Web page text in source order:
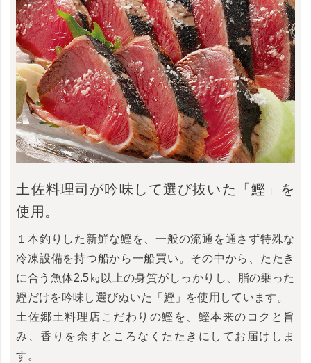
土佐料理司が吟味して選び抜いた「鰹」を
使用。
１本釣りした新鮮な鰹を、一般の流通を通さず特殊な
冷凍設備を持つ船から一船買い。その中から、たたき
に合う魚体2.5㎏以上の身質がしっかりし、脂の乗った
鰹だけを吟味し選びぬいた「鰹」を使用しています。
土佐郷土料理店こだわりの鰹を、鰹本来のコクと旨
み、香りを余すところなくたたきにしてお届けしま
す。